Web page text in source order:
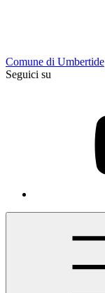
Comune di Umbertide
Seguici su